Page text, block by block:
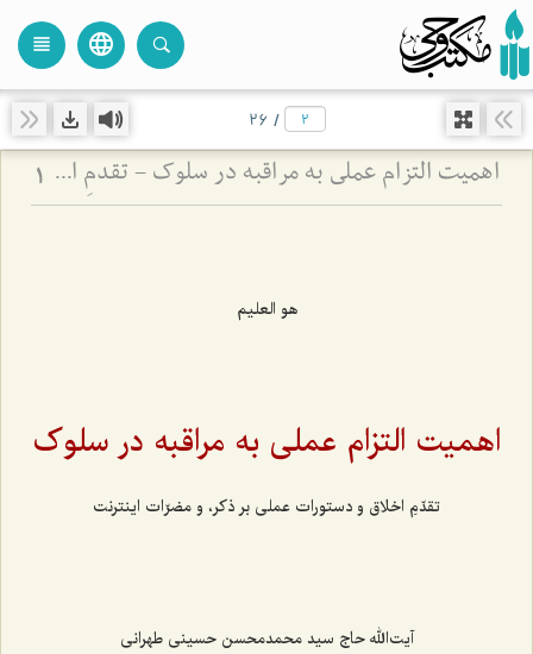
language
view_headline
/
26
اهمیت التزام عملی به مراقبه در سلوک - تقدمِ اخلاق و دستورات عملی بر ذکر، و مضرّات اینترنت 1
هو العلیم
اهمیت التزام عملی به مراقبه در سلوک
تقدّمِ اخلاق و دستورات عملی بر ذکر، و مضرّات اینترنت
آیت‌‌الله حاج سید محمدمحسن حسینی طهرانی